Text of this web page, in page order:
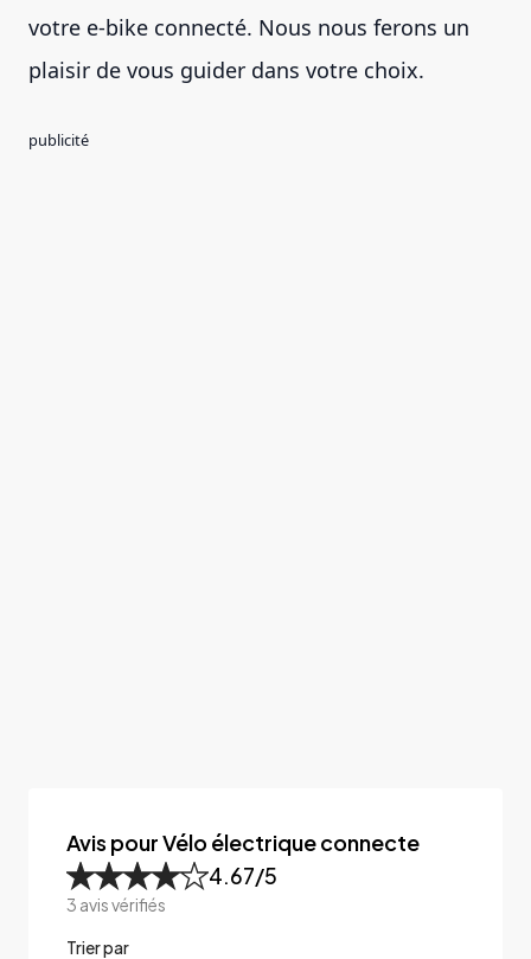
votre e-bike connecté. Nous nous ferons un
plaisir de vous guider dans votre choix.
publicité
Avis pour Vélo électrique connecte
4.67/5
3 avis vérifiés
Trier par